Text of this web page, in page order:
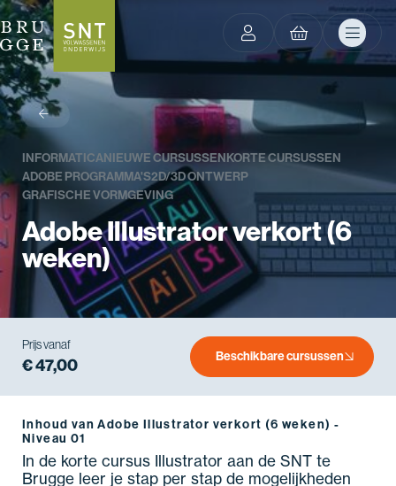
Prijs vanaf
€ 47,00 Beschikbare cursussen
terug
INFORMATICANIEUWE CURSUSSENKORTE CURSUSSEN
ADOBE PROGRAMMA'S2D/3D ONTWERP
GRAFISCHE VORMGEVING
Adobe Illustrator verkort (6
weken)
Inhoud van Adobe Illustrator verkort (6 weken) -
Niveau 01
In de korte cursus Illustrator aan de SNT te
Brugge leer je stap per stap de mogelijkheden